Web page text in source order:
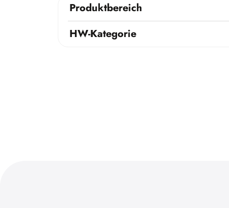
Produktbereich
HW-Kategorie